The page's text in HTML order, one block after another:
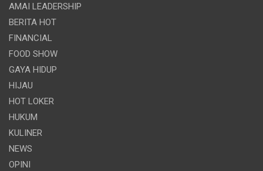
AMAI LEADERSHIP
BERITA HOT
FINANCIAL
FOOD SHOW
GAYA HIDUP
HIJAU
HOT LOKER
HUKUM
KULINER
NEWS
OPINI